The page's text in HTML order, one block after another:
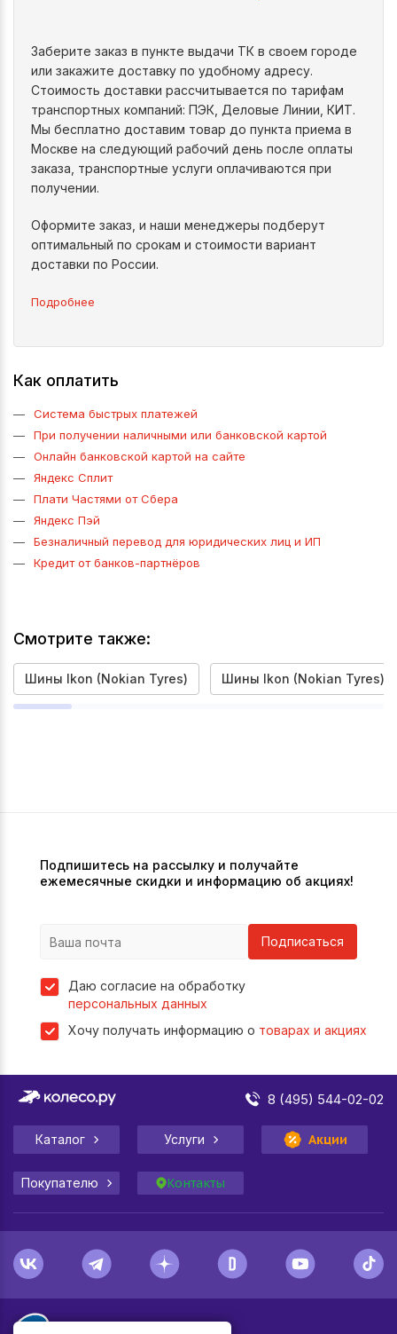
Заберите заказ в пункте выдачи ТК в своем городе
или закажите доставку по удобному адресу.
Стоимость доставки рассчитывается по тарифам
транспортных компаний: ПЭК, Деловые Линии, КИТ.
Мы бесплатно доставим товар до пункта приема в
Москве на следующий рабочий день после оплаты
заказа, транспортные услуги оплачиваются при
получении.
Оформите заказ, и наши менеджеры подберут
оптимальный по срокам и стоимости вариант
доставки по России.
Подробнее
Как оплатить
Система быстрых платежей
При получении наличными или банковской картой
Онлайн банковской картой на сайте
Яндекс Сплит
Плати Частями от Сбера
Яндекс Пэй
Безналичный перевод для юридических лиц и ИП
Кредит от банков-партнёров
Смотрите также:
Шины Ikon (Nokian Tyres) Шины Ikon (Nokian Tyres)
Подпишитесь на рассылку и получайте
ежемесячные скидки и информацию об акциях!
Подписаться
Даю согласие на обработку
персональных данных
Хочу получать информацию о товарах и акциях
8 (495) 544-02-02
Каталог Услуги Акции
Покупателю Контакты